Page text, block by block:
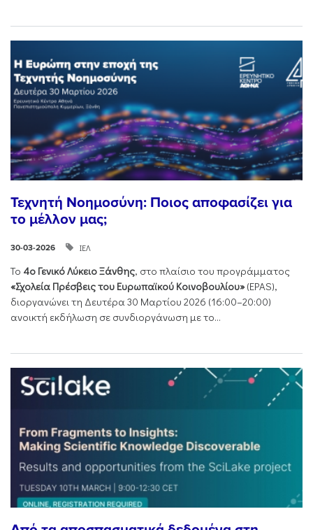
Τεχνητή Νοημοσύνη: Ποιος αποφασίζει για
το μέλλον μας;
30-03-2026 ΙΕΛ
Το 4ο Γενικό Λύκειο Ξάνθης, στο πλαίσιο του προγράμματος
«Σχολεία Πρέσβεις του Ευρωπαϊκού Κοινοβουλίου»(EPAS),
διοργανώνει τη Δευτέρα 30 Μαρτίου 2026 (16:00–20:00)
ανοικτή εκδήλωση σε συνδιοργάνωση με το...